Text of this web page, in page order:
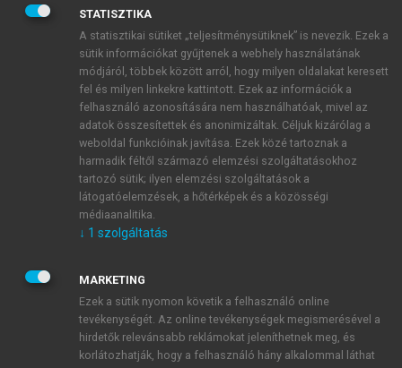
BELÉPÉS SAJÁT FIÓKKAL
ÚJ FIÓK LÉTREHOZÁSA
1 óra díjmentes hozzáférés
E-MAIL-CÍM
JELSZÓ
JELSZÓ ÚJRA
STATISZTIKA
A statisztikai sütiket „teljesítménysütiknek” is nevezik. Ezek a
sütik információkat gyűjtenek a webhely használatának
módjáról, többek között arról, hogy milyen oldalakat keresett
fel és milyen linkekre kattintott. Ezek az információk a
felhasználó azonosítására nem használhatóak, mivel az
adatok összesítettek és anonimizáltak. Céljuk kizárólag a
weboldal funkcióinak javítása. Ezek közé tartoznak a
harmadik féltől származó elemzési szolgáltatásokhoz
tartozó sütik; ilyen elemzési szolgáltatások a
látogatóelemzések, a hőtérképek és a közösségi
médiaanalitika.
↓ 1 szolgáltatás
MARKETING
Ezek a sütik nyomon követik a felhasználó online
tevékenységét. Az online tevékenységek megismerésével a
hirdetők relevánsabb reklámokat jeleníthetnek meg, és
korlátozhatják, hogy a felhasználó hány alkalommal láthat